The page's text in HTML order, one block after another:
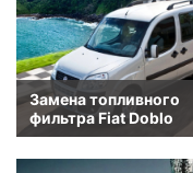
Замена топливного
фильтра Fiat Doblo